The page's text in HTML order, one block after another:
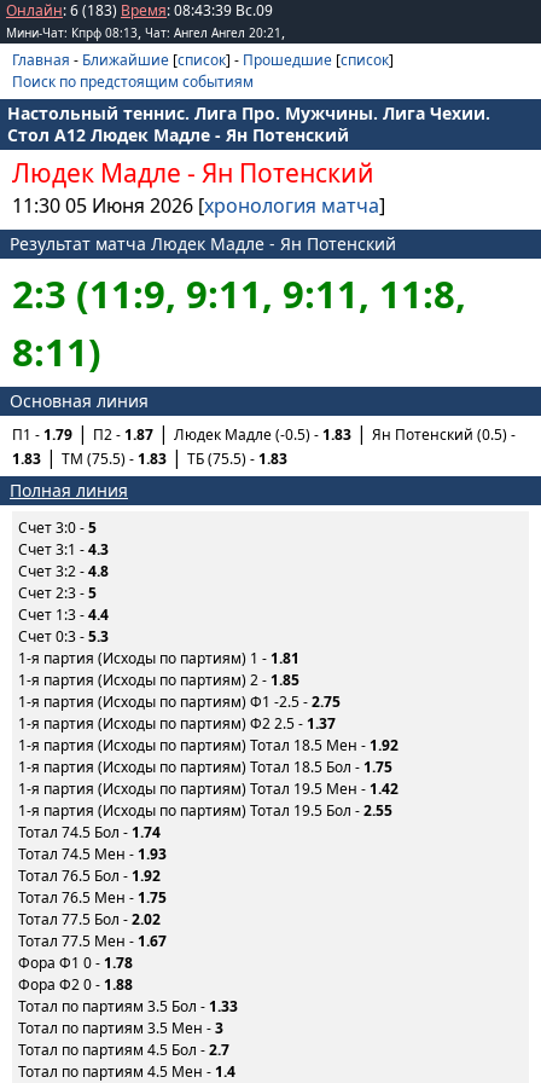
Онлайн: 6 (183) Время:08:43:39 Вс.09
Мини-Чат: Кпрф 08:13, Чат: Ангел Ангел 20:21 ,
Главная - Ближайшие [список] - Прошедшие [список]
Поиск по предстоящим событиям
Настольный теннис. Лига Про. Мужчины. Лига Чехии.
Стол А12 Людек Мадле - Ян Потенский
Людек Мадле - Ян Потенский
11:30 05 Июня 2026 [хронология матча]
Результат матча Людек Мадле - Ян Потенский
2:3 (11:9, 9:11, 9:11, 11:8,
8:11)
Основная линия
П1 -1.79 П2 -1.87 Людек Мадле (-0.5) -1.83
Ян Потенский (0.5) -
1.83
ТМ (75.5) -1.83 ТБ (75.5) -1.83
Полная линия
Счет 3:0 -5
Счет 3:1 -4.3
Счет 3:2 -4.8
Счет 2:3 -5
Счет 1:3 -4.4
Счет 0:3 -5.3
1-я партия (Исходы по партиям) 1 - 1.81
1-я партия (Исходы по партиям) 2 - 1.85
1-я партия (Исходы по партиям) Ф1 -2.5 -2.75
1-я партия (Исходы по партиям) Ф2 2.5 - 1.37
1-я партия (Исходы по партиям) Тотал 18.5 Мен - 1.92
1-я партия (Исходы по партиям) Тотал 18.5 Бол - 1.75
1-я партия (Исходы по партиям) Тотал 19.5 Мен - 1.42
1-я партия (Исходы по партиям) Тотал 19.5 Бол -2.55
Тотал 74.5 Бол - 1.74
Тотал 74.5 Мен - 1.93
Тотал 76.5 Бол - 1.92
Тотал 76.5 Мен - 1.75
Тотал 77.5 Бол -2.02
Тотал 77.5 Мен - 1.67
Фора Ф1 0 - 1.78
Фора Ф2 0 - 1.88
Тотал по партиям 3.5 Бол - 1.33
Тотал по партиям 3.5 Мен -3
Тотал по партиям 4.5 Бол -2.7
Тотал по партиям 4.5 Мен - 1.4